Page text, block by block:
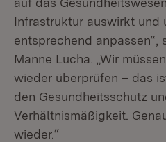
Infrastruktur auswirkt und
entsprechend anpassen“,
Manne Lucha. „Wir
wieder überprüfen – das
den Gesundheitsschutz
Verhältnismäßigkeit.
wieder.“